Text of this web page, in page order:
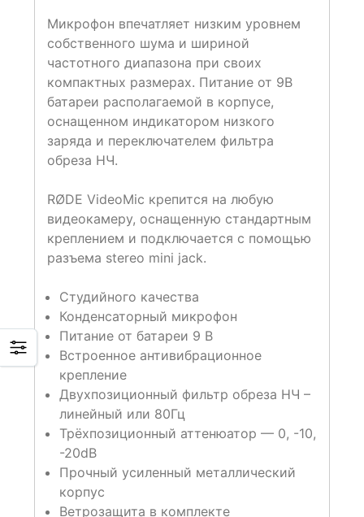
Микрофон впечатляет низким уровнем
собственного шума и шириной
частотного диапазона при своих
компактных размерах. Питание от 9В
батареи располагаемой в корпусе,
оснащенном индикатором низкого
заряда и переключателем фильтра
обреза НЧ.
RØDE VideoMic крепится на любую
видеокамеру, оснащенную стандартным
креплением и подключается с помощью
разъема stereo mini jack.
Студийного качества
Конденсаторный микрофон
Питание от батареи 9 В
Встроенное антивибрационное
крепление
Двухпозиционный фильтр обреза НЧ –
линейный или 80Гц
Трёхпозиционный аттенюатор — 0, -10,
-20dB
Прочный усиленный металлический
корпус
Ветрозащита в комплекте